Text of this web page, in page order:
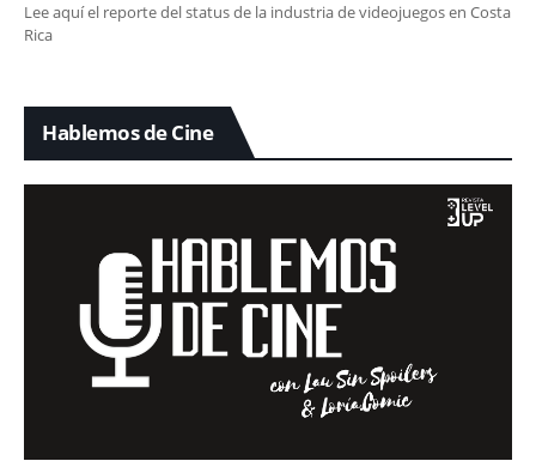
Lee aquí el reporte del status de la industria de videojuegos en Costa
Rica
Hablemos de Cine